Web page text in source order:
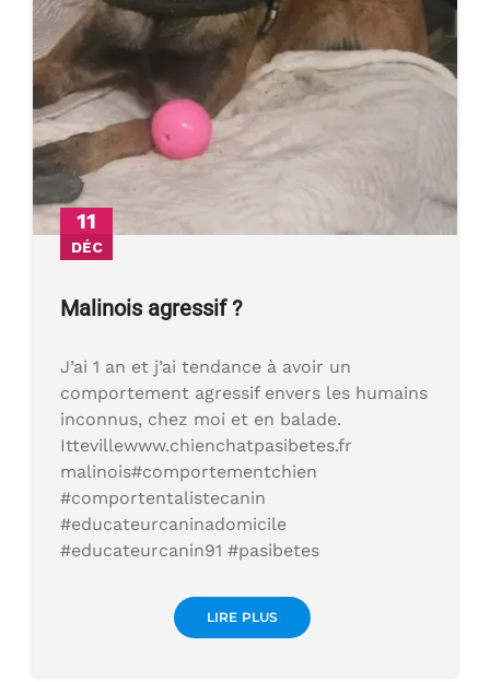
11
DÉC
Malinois agressif ?
J’ai 1 an et j’ai tendance à avoir un
comportement agressif envers les humains
inconnus, chez moi et en balade.
Ittevillewww.chienchatpasibetes.fr
malinois#comportementchien
#comportentalistecanin
#educateurcaninadomicile
#educateurcanin91 #pasibetes
LIRE PLUS